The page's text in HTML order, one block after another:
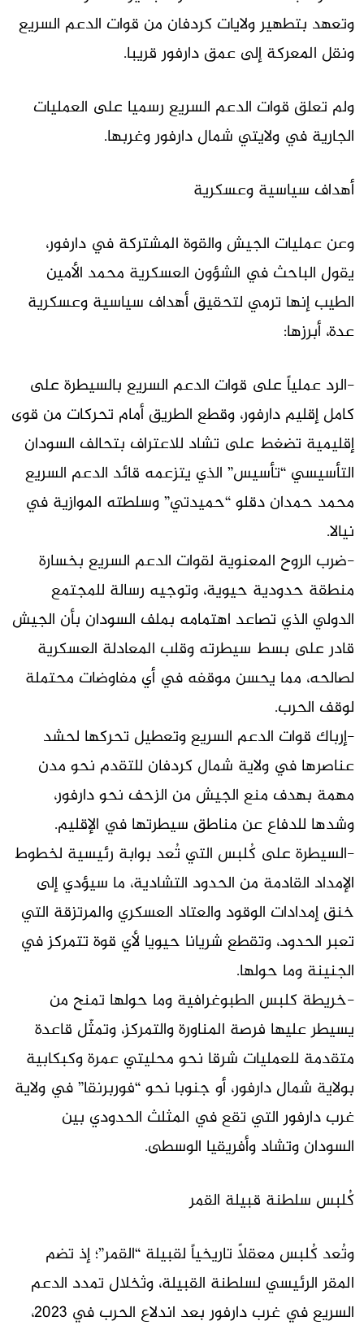
وتعهد بتطهير ولايات كردفان من قوات الدعم السريع
ونقل المعركة إلى عمق دارفور قريبا.
ولم تعلق قوات الدعم السريع رسميا على العمليات
الجارية في ولايتي شمال دارفور وغربها.
أهداف سياسية وعسكرية
وعن عمليات الجيش والقوة المشتركة في دارفور،
يقول الباحث في الشؤون العسكرية محمد الأمين
الطيب إنها ترمي لتحقيق أهداف سياسية وعسكرية
عدة، أبرزها:
-الرد عملياً على قوات الدعم السريع بالسيطرة على
كامل إقليم دارفور، وقطع الطريق أمام تحركات من قوى
إقليمية تضغط على تشاد للاعتراف بتحالف السودان
التأسيسي “تأسيس” الذي يتزعمه قائد الدعم السريع
محمد حمدان دقلو “حميدتي” وسلطته الموازية في
نيالا.
-ضرب الروح المعنوية لقوات الدعم السريع بخسارة
منطقة حدودية حيوية، وتوجيه رسالة للمجتمع
الدولي الذي تصاعد اهتمامه بملف السودان بأن الجيش
قادر على بسط سيطرته وقلب المعادلة العسكرية
لصالحه، مما يحسن موقفه في أي مفاوضات محتملة
لوقف الحرب.
-إرباك قوات الدعم السريع وتعطيل تحركها لحشد
عناصرها في ولاية شمال كردفان للتقدم نحو مدن
مهمة بهدف منع الجيش من الزحف نحو دارفور،
وشدها للدفاع عن مناطق سيطرتها في الإقليم.
-السيطرة على كُلبس التي تُعد بوابة رئيسية لخطوط
الإمداد القادمة من الحدود التشادية، ما سيؤدي إلى
خنق إمدادات الوقود والعتاد العسكري والمرتزقة التي
تعبر الحدود، وتقطع شريانا حيويا لأي قوة تتمركز في
الجنينة وما حولها.
-خريطة كلبس الطبوغرافية وما حولها تمنح من
يسيطر عليها فرصة المناورة والتمركز، وتمثّل قاعدة
متقدمة للعمليات شرقا نحو محليتي عمرة وكبكابية
بولاية شمال دارفور، أو جنوبا نحو “فوربرنقا” في ولاية
غرب دارفور التي تقع في المثلث الحدودي بين
السودان وتشاد وأفريقيا الوسطى.
كُلبس سلطنة قبيلة القمر
وتُعد كُلبس معقلاً تاريخياً لقبيلة “القمر”؛ إذ تضم
المقر الرئيسي لسلطنة القبيلة، وثخلال تمدد الدعم
السريع في غرب دارفور بعد اندلاع الحرب في 2023،